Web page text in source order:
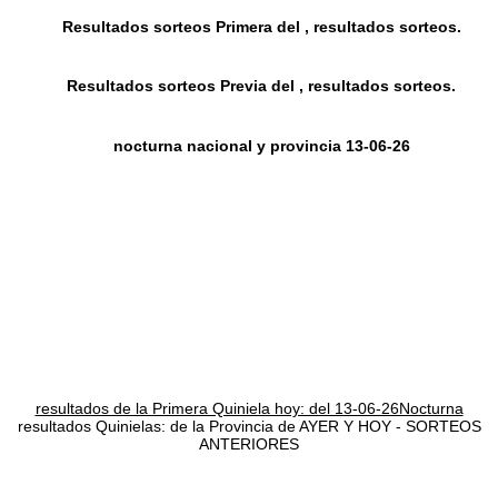
Resultados sorteos Primera del , resultados sorteos.
Resultados sorteos Previa del , resultados sorteos.
nocturna nacional y provincia 13-06-26
resultados de la Primera Quiniela hoy: del 13-06-26Nocturna
resultados Quinielas: de la Provincia de AYER Y HOY - SORTEOS
ANTERIORES